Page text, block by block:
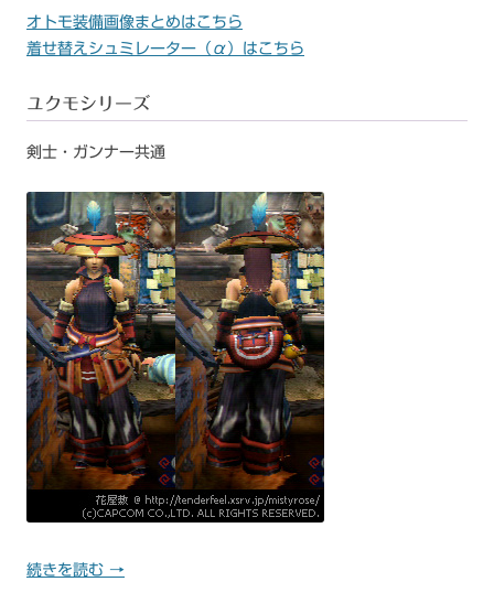
オトモ装備画像まとめはこちら
着せ替えシュミレーター（α）はこちら
ユクモシリーズ
剣士・ガンナー共通
続きを読む →